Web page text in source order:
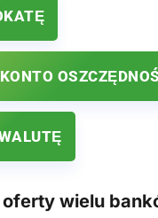
oferty wielu